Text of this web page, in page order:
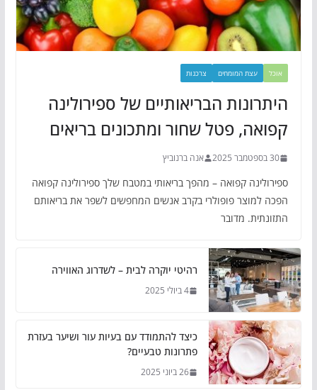
אוכל עצת המומחים צרכנות
היתרונות הבריאותיים של ספירולינה
קפואה, פטל שחור ומתכונים בריאים
30 בספטמבר 2025 אנה ברנוביץ
ספירולינה קפואה – מהפך בריאותי במטבח שלך ספירולינה קפואה
הפכה למוצר פופולרי בקרב אנשים המחפשים לשפר את בריאותם
התזונתית. מדובר
רהיטי יוקרה לבית – לשדרוג האווירה
4 ביולי 2025
כיצד להתמודד עם בעיות עור ושיער בעזרת
פתרונות טבעיים?
26 ביוני 2025